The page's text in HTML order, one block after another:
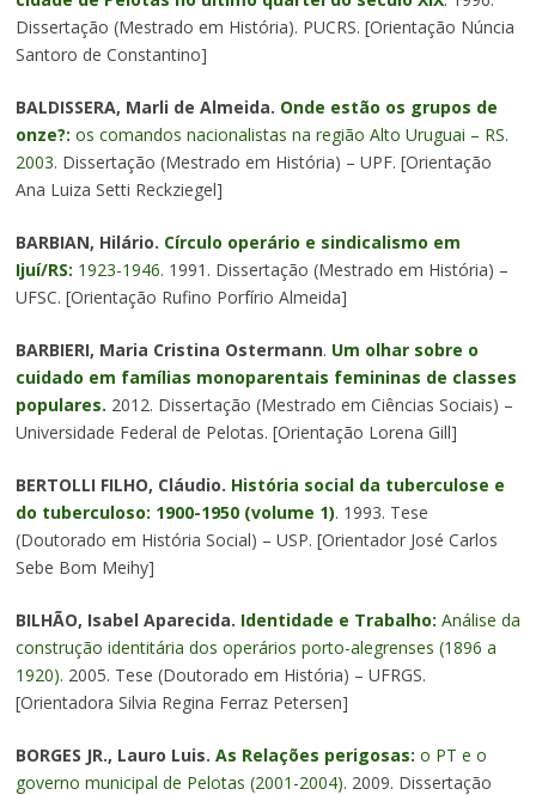
Dissertação (Mestrado em História). PUCRS. [Orientação Núncia
Santoro de Constantino]
BALDISSERA, Marli de Almeida. Onde estão os grupos de
onze?: os comandos nacionalistas na região Alto Uruguai – RS.
2003. Dissertação (Mestrado em História) – UPF. [Orientação
Ana Luiza Setti Reckziegel]
BARBIAN, Hilário. Círculo operário e sindicalismo em
Ijuí/RS: 1923-1946. 1991. Dissertação (Mestrado em História) –
UFSC. [Orientação Rufino Porfírio Almeida]
BARBIERI, Maria Cristina Ostermann. Um olhar sobre o
cuidado em famílias monoparentais femininas de classes
populares. 2012. Dissertação (Mestrado em Ciências Sociais) –
Universidade Federal de Pelotas. [Orientação Lorena Gill]
BERTOLLI FILHO, Cláudio. História social da tuberculose e
do tuberculoso: 1900-1950 (volume 1). 1993. Tese
(Doutorado em História Social) – USP. [Orientador José Carlos
Sebe Bom Meihy]
BILHÃO, Isabel Aparecida. Identidade e Trabalho: Análise da
construção identitária dos operários porto-alegrenses (1896 a
1920). 2005. Tese (Doutorado em História) – UFRGS.
[Orientadora Silvia Regina Ferraz Petersen]
BORGES JR., Lauro Luis. As Relações perigosas: o PT e o
governo municipal de Pelotas (2001-2004). 2009. Dissertação